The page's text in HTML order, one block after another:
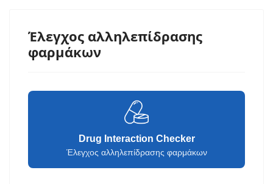
Έλεγχος αλληλεπίδρασης
φαρμάκων
Drug Interaction Checker
Έλεγχος αλληλεπίδρασης φαρμάκων